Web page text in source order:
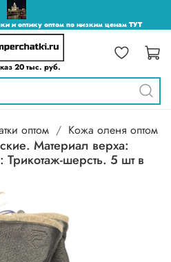
и оптику оптом по низким ценам ТУТ
20 тыс. руб.
оптом Кожа оленя оптом
Материал верха:
шерсть. 5 шт в